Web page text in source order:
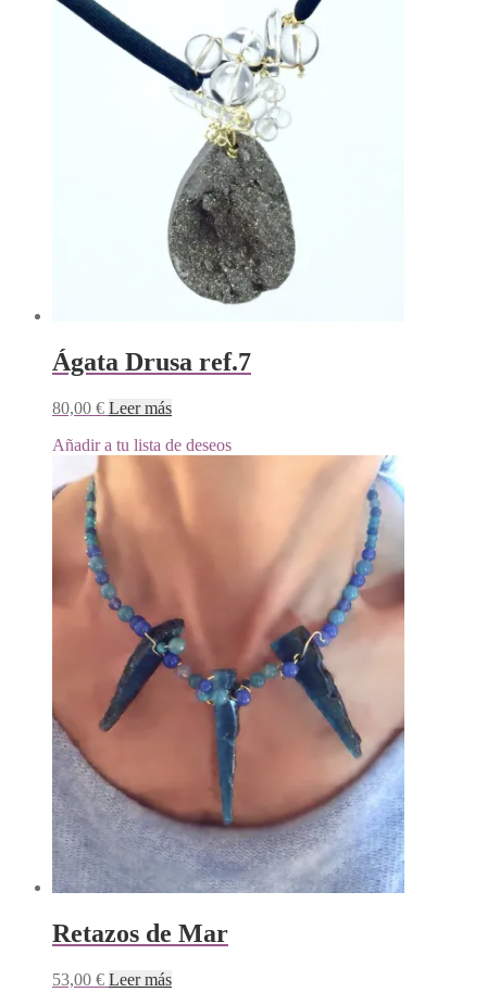
Ágata Drusa ref.7
80,00 € Leer más
Añadir a tu lista de deseos
Retazos de Mar
53,00 € Leer más